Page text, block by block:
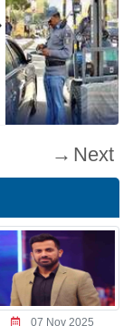
Next →
07 Nov 2025